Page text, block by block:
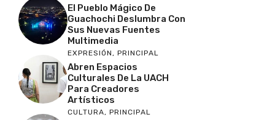
El Pueblo Mágico De
Guachochi Deslumbra Con
Sus Nuevas Fuentes
Multimedia
EXPRESIÓN, PRINCIPAL
Abren Espacios
Culturales De La UACH
Para Creadores
Artísticos
CULTURA, PRINCIPAL